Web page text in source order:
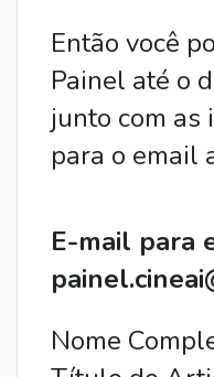
Então você
Painel até o
junto com as
para o email
E-mail para
Nome